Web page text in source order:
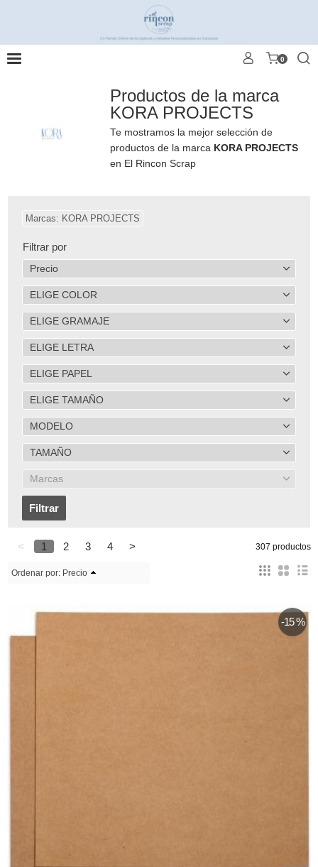
0
Productos de la marca
KORA PROJECTS
Te mostramos la mejor selección de
productos de la marca KORA PROJECTS
en El Rincon Scrap
Marcas: KORA PROJECTS
Filtrar por
Precio
ELIGE COLOR
ELIGE GRAMAJE
ELIGE LETRA
ELIGE PAPEL
ELIGE TAMAÑO
MODELO
TAMAÑO
Marcas
< 1 2 3 4 > 307 productos
Ordenar por: Precio
-15 %